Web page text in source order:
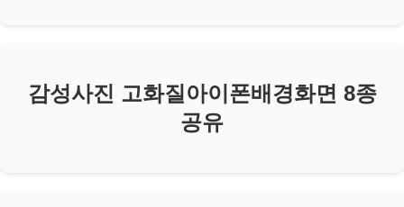
감성사진 고화질아이폰배경화면 8종
공유